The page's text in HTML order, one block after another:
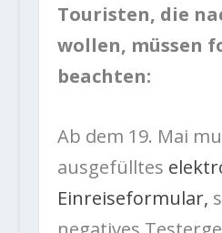
Touristen, die
wollen, müssen
beachten:
Ab dem 19. Mai
ausgefülltes
Einreiseformular,